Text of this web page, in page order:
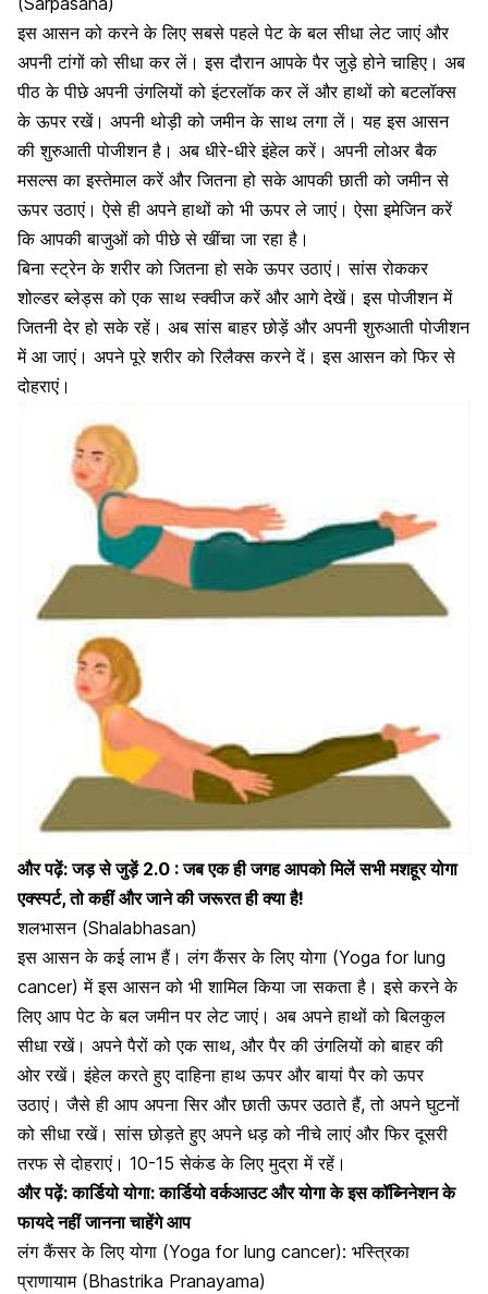
इस आसन को करने के लिए सबसे पहलेपेट के बल सीधा लेट जाएं और
अपनी टांगों को सीधा कर लें। इस दौरान आपके पैर जुड़े होने चाहिए। अब
पीठ के पीछे अपनी उंगलियों को इंटरलॉक कर लें और हाथों को बटलॉक्स
के ऊपर रखें। अपनी थोड़ी को जमीन के साथ लगा लें। यह इस आसन
की शुरुआती पोजीशन है। अब धीरे-धीरे इंहेल करें। अपनी लोअर बैक
मसल्स का इस्तेमाल करें और जितना हो सके आपकी छाती को जमीन से
ऊपर उठाएं। ऐसे ही अपने हाथों को भी ऊपर ले जाएं। ऐसा इमेजिन करें
कि आपकी बाजुओं को पीछे से खींचा जा रहा है।
बिना स्ट्रेन के शरीर को जितना हो सके ऊपर उठाएं। सांस रोककर
शोल्डर ब्लेड्स को एक साथ स्क्वीज करें और आगे देखें। इस पोजीशन में
जितनी देर हो सके रहें। अबसांस बाहर छोड़ें और अपनी शुरुआती पोजीशन
में आ जाएं। अपने पूरे शरीर को रिलैक्स करने दें। इस आसन को फिर से
दोहराएं।
और पढ़ें:जड़ से जुड़ें 2.0 : जब एक ही जगह आपको मिलें सभी मशहूर योगा
एक्स्पर्ट, तो कहीं और जाने की जरूरत ही क्या है!
शलभासन (Shalabhasan)
इस आसन के कई लाभ हैं। लंग कैंसर के लिए योगा (Yoga for lung
cancer) में इस आसन को भी शामिल किया जा सकता है। इसे करने के
लिए आप पेट के बल जमीन पर लेट जाएं। अब अपने हाथों को बिलकुल
सीधा रखें। अपने पैरों को एक साथ, और पैर की उंगलियों को बाहर की
ओर रखें। इंहेल करते हुए दाहिनाहाथ ऊपर और बायां पैरको ऊपर
उठाएं। जैसे ही आप अपना सिर और छाती ऊपर उठाते हैं, तो अपने घुटनों
को सीधा रखें। सांस छोड़ते हुए अपने धड़ को नीचे लाएं और फिर दूसरी
तरफ से दोहराएं। 10-15 सेकंड के लिए मुद्रा में रहें।
और पढ़ें:कार्डियो योगा: कार्डियो वर्कआउट और योगा के इस कॉब्निनेशन के
फायदे नहीं जानना चाहेंगे आप
लंग कैंसर के लिए योगा (Yoga for lung cancer): भस्त्रिका
प्राणायाम (Bhastrika Pranayama)